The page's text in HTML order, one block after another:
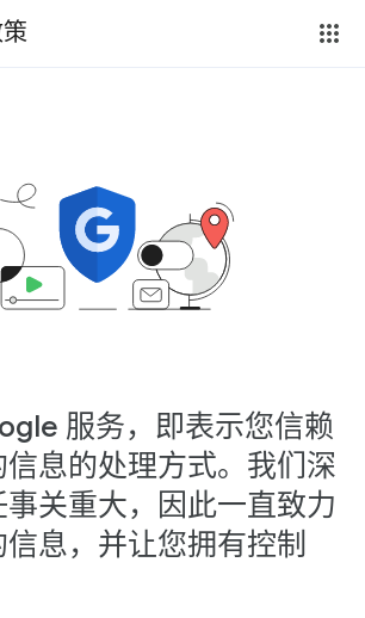
服务，即表示您信赖
息的处理方式。我们深
关重大，因此一直致力
息，并让您拥有控制